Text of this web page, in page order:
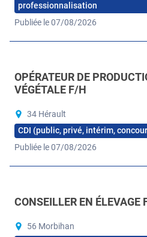
professionnalisation
Publiée le 07/08/2026
OPÉRATEUR DE
VÉGÉTALE F/H
34 Hérault
CDI (public, privé, intérim,
Publiée le 07/08/2026
CONSEILLER EN ÉLEVAGE
56 Morbihan